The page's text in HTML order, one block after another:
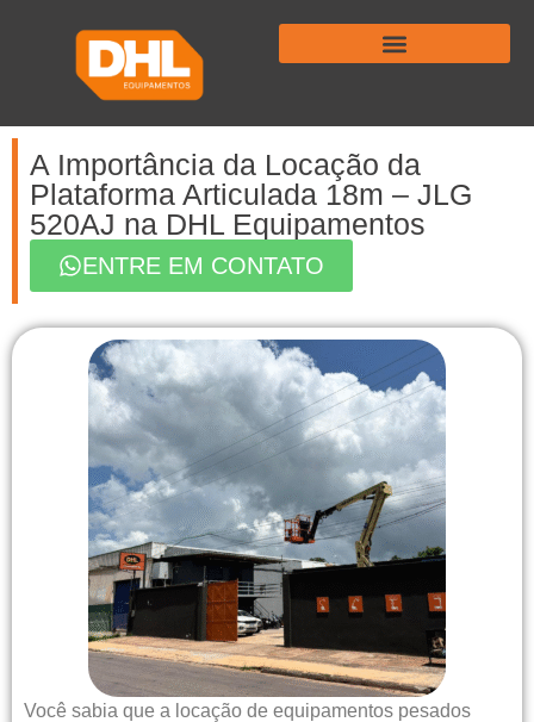
A Importância da Locação da
Plataforma Articulada 18m – JLG
520AJ na DHL Equipamentos
ENTRE EM CONTATO
Você sabia que a locação de equipamentos pesados